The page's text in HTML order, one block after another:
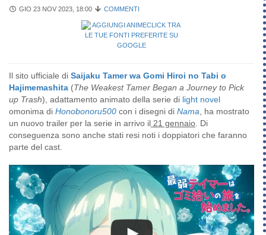
GIO 23 NOV 2023, 18:00 COMMENTI
Il sito ufficiale di Saijaku Tamer wa Gomi Hiroi no Tabi o
Hajimemashita (The Weakest Tamer Began a Journey to Pick
up Trash), adattamento animato della serie di light novel
omonima di Honobonoru500 con i disegni di Nama , ha mostrato
un nuovo trailer per la serie in arrivo il 21 gennaio . Di
conseguenza sono anche stati resi noti i doppiatori che faranno
parte del cast.